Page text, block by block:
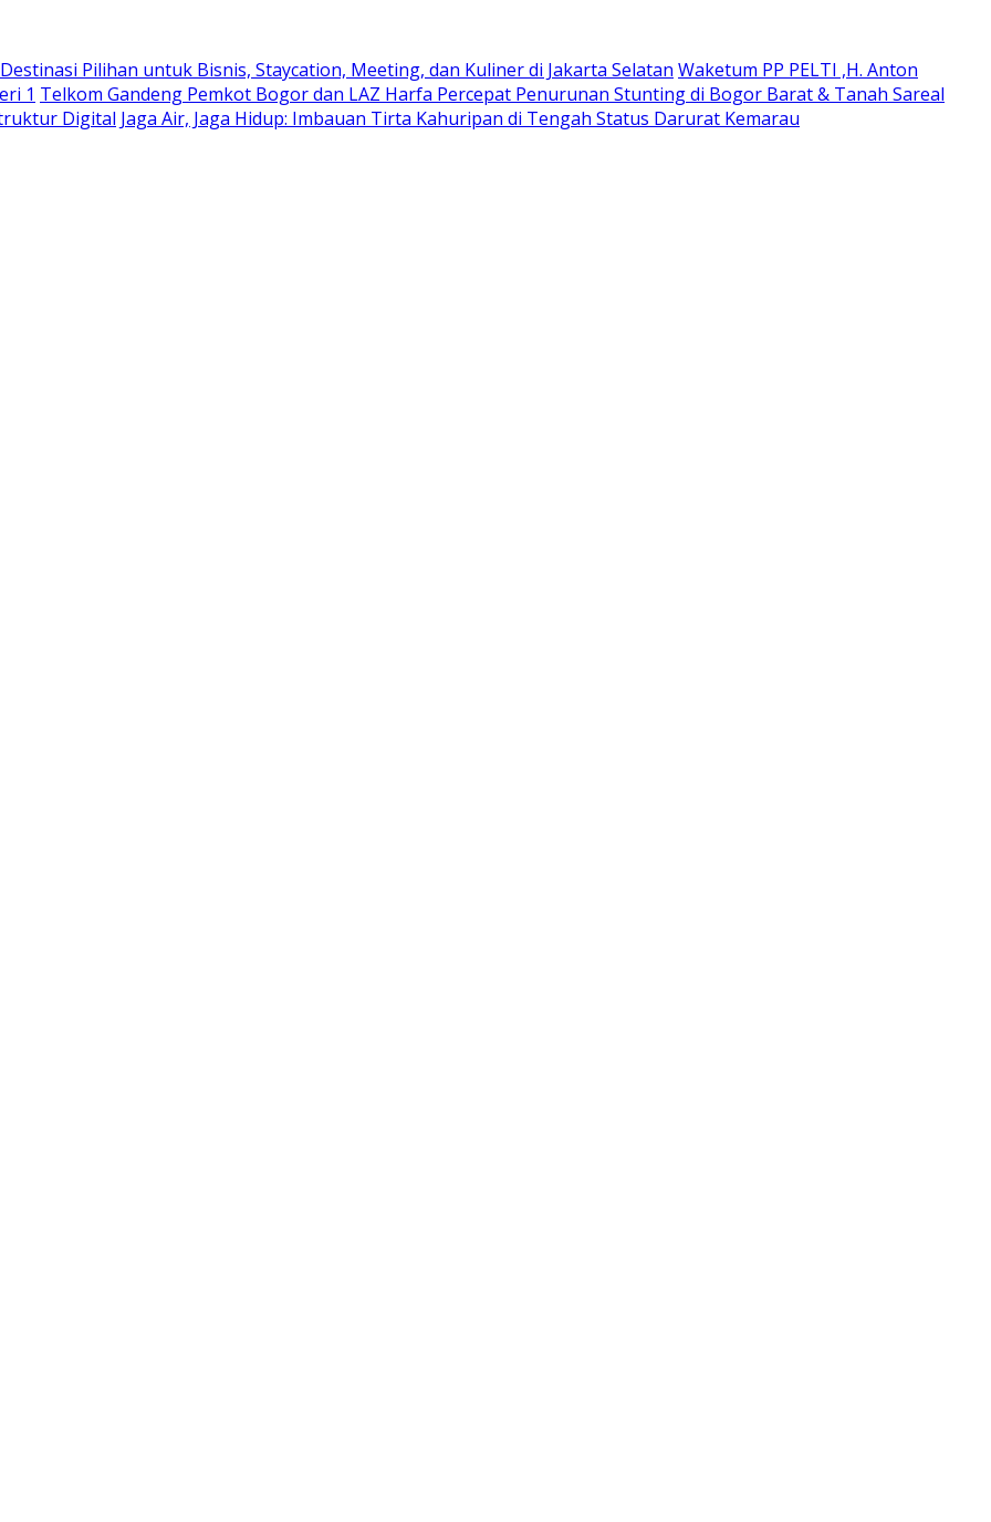
Pilihan untuk Bisnis, Staycation, Meeting, dan Kuliner di Jakarta Selatan Waketum PP PELTI ,H. Anton
1 Telkom Gandeng Pemkot Bogor dan LAZ Harfa Percepat Penurunan Stunting di Bogor Barat & Tanah Sareal
Digital Jaga Air, Jaga Hidup: Imbauan Tirta Kahuripan di Tengah Status Darurat Kemarau